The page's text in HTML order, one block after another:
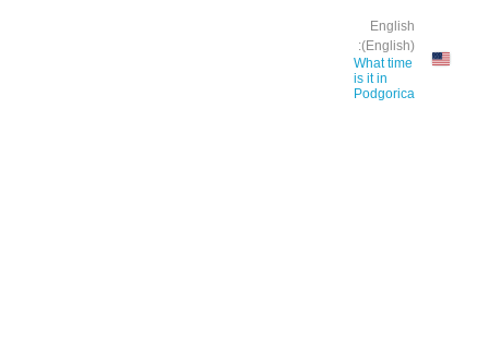
English
(English):
What time
is it in
Podgorica